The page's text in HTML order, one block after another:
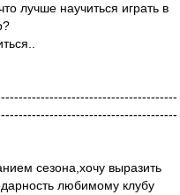
лучше научиться играть в
сезона,хочу выразить
любимому клубу